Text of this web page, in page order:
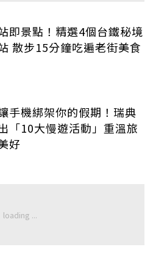
即景點！精選4個台鐵秘境
散步15分鐘吃遍老街美食
手機綁架你的假期！瑞典
「10大慢遊活動」重溫旅
好